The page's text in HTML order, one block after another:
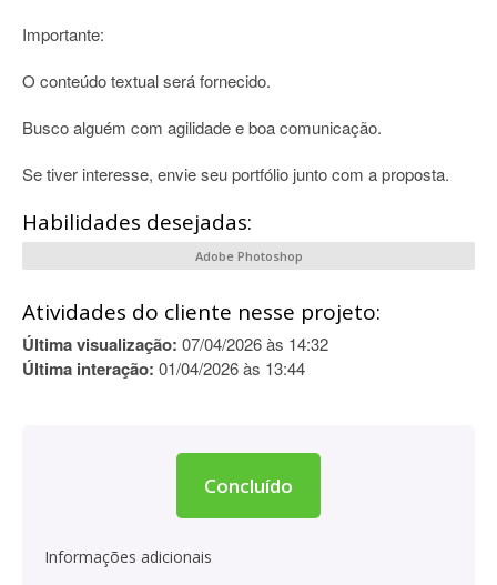
Importante:
O conteúdo textual será fornecido.
Busco alguém com agilidade e boa comunicação.
Se tiver interesse, envie seu portfólio junto com a proposta.
Habilidades desejadas:
Adobe Photoshop
Atividades do cliente nesse projeto:
Última visualização: 07/04/2026 às 14:32
Última interação: 01/04/2026 às 13:44
Concluído
Informações adicionais